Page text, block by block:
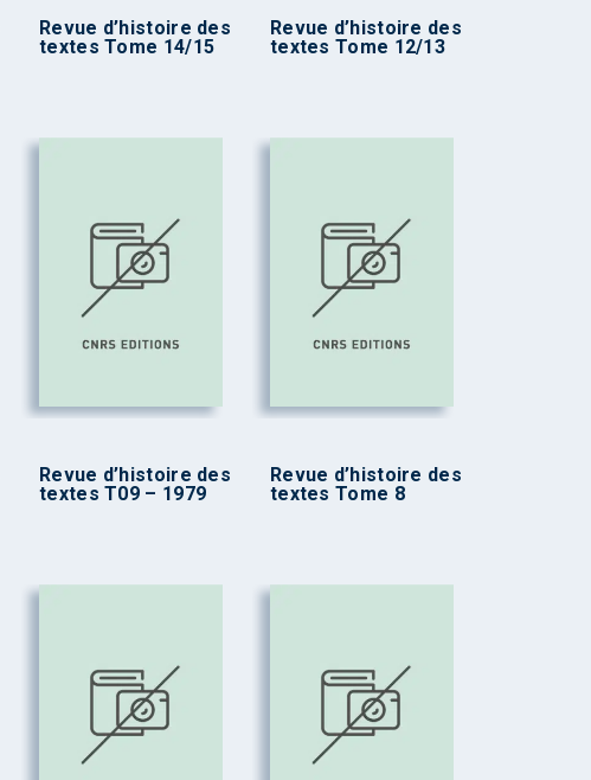
Revue d’histoire des
textes Tome 14/15
Revue d’histoire des
textes Tome 12/13
Revue d’histoire des
textes T09 – 1979
Revue d’histoire des
textes Tome 8